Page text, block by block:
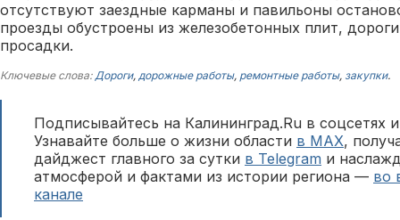
отсутствуют заездные карманы и павильоны
проезды обустроены из железобетонных плит,
просадки.
Ключевые слова:Дороги, дорожные работы, ремонтные работы, закупки.
Подписывайтесь на Калининград.Ru в соцсетях
Узнавайте больше о жизни области в MAX,
дайджест главного за сутки в Telegram и
атмосферой и фактами из истории региона — во
канале